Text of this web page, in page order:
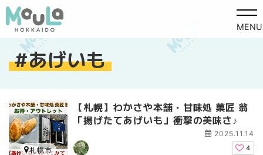
MENU
あげいも
【札幌】わかさや本舗・甘味処 菓匠 翁
「揚げたてあげいも」衝撃の美味さ♪
2025.11.14
4
札幌市